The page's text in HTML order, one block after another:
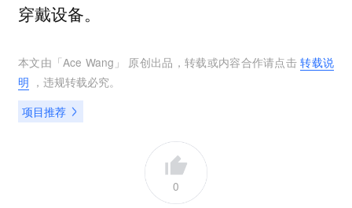
穿戴设备。
本文由「Ace Wang 」 原创出品，转载或内容合作请点击转载说
明 ，违规转载必究。
项目推荐
0